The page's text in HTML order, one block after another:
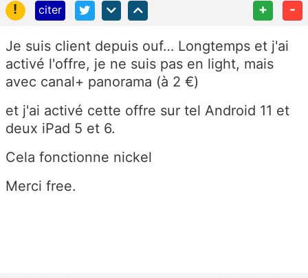
!
citer + -
Je suis client depuis ouf… Longtemps et j'ai
activé l'offre, je ne suis pas en light, mais
avec canal+ panorama (à 2 €)
et j'ai activé cette offre sur tel Android 11 et
deux iPad 5 et 6.
Cela fonctionne nickel
Merci free.